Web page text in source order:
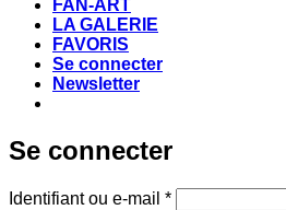
FAN-ART
LA GALERIE
FAVORIS
Se connecter
Newsletter
Se connecter
Identifiant ou e-mail *Obligatoire